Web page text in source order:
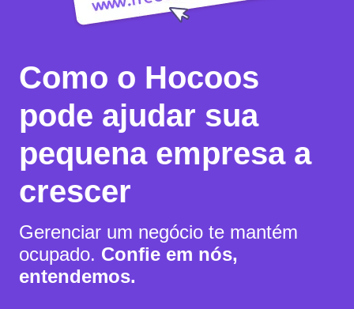
Como o Hocoos
pode ajudar sua
pequena empresa a
crescer
Gerenciar um negócio te mantém
ocupado. Confie em nós,
entendemos.